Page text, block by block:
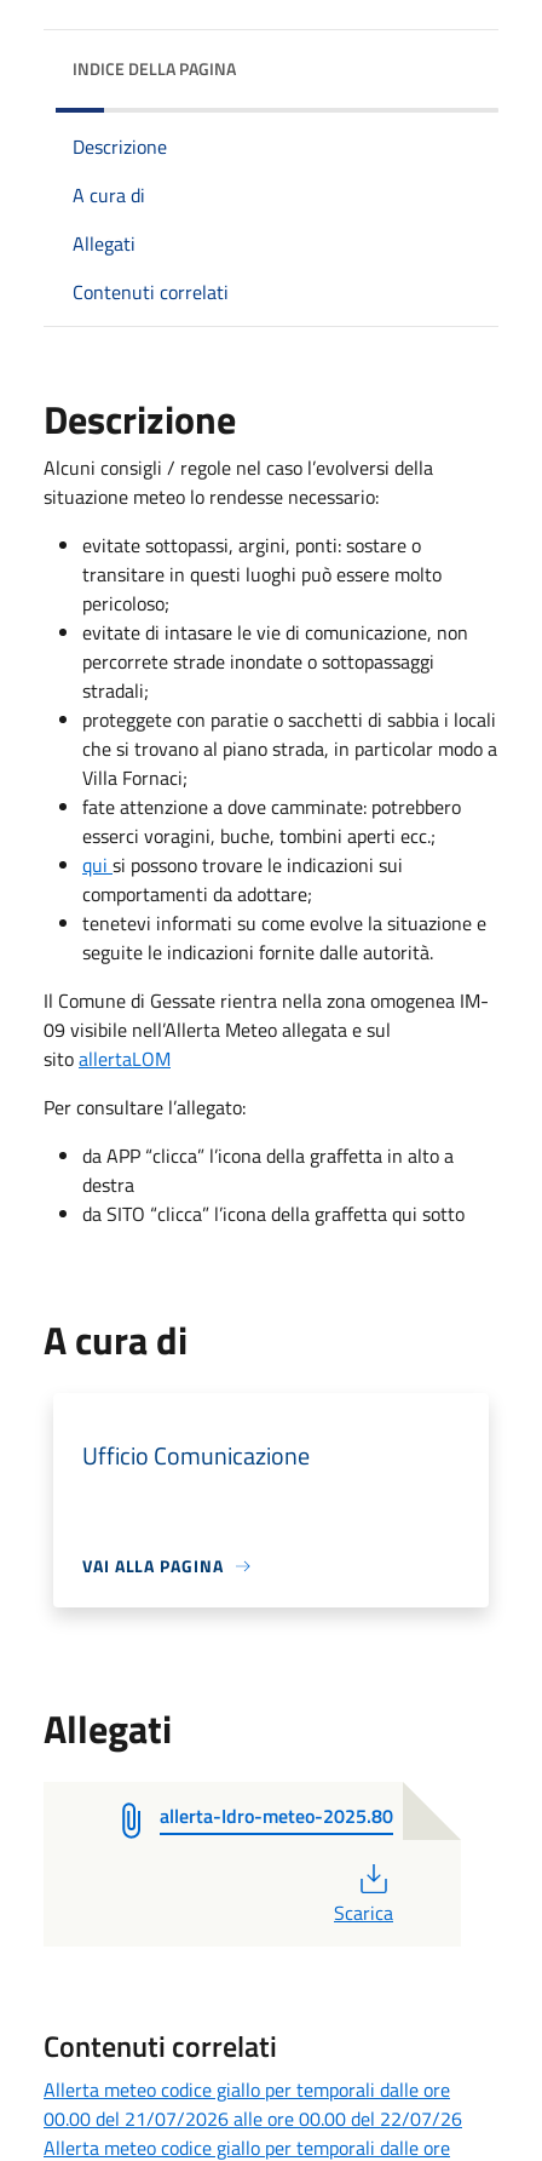
INDICE DELLA PAGINA
Descrizione
A cura di
Allegati
Contenuti correlati
Descrizione
Alcuni consigli / regole nel caso l’evolversi della
situazione meteo lo rendesse necessario:
evitate sottopassi, argini, ponti: sostare o
transitare in questi luoghi può essere molto
pericoloso;
evitate di intasare le vie di comunicazione, non
percorrete strade inondate o sottopassaggi
stradali;
proteggete con paratie o sacchetti di sabbia i locali
che si trovano al piano strada, in particolar modo a
Villa Fornaci;
fate attenzione a dove camminate: potrebbero
esserci voragini, buche, tombini aperti ecc.;
qui si possono trovare le indicazioni sui
comportamenti da adottare;
tenetevi informati su come evolve la situazione e
seguite le indicazioni fornite dalle autorità.
Il Comune di Gessate rientra nella zona omogenea IM-
09 visibile nell’Allerta Meteo allegata e sul
sitoallertaLOM
Per consultare l’allegato:
da APP “clicca” l’icona della graffetta in alto a
destra
da SITO “clicca” l’icona della graffetta qui sotto
A cura di
Ufficio Comunicazione
VAI ALLA PAGINA
Allegati
allerta-Idro-meteo-2025.80
Scarica
Contenuti correlati
Allerta meteo codice giallo per temporali dalle ore
00.00 del 21/07/2026 alle ore 00.00 del 22/07/26
Allerta meteo codice giallo per temporali dalle ore